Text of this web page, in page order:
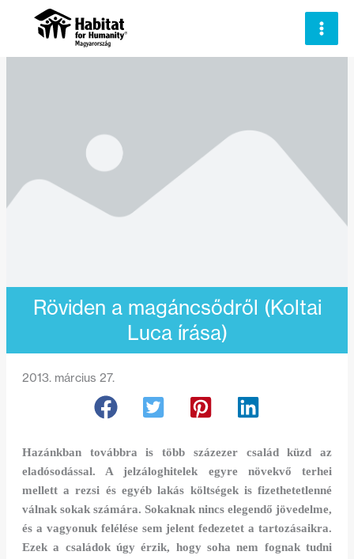
Röviden a magáncsődről (Koltai
Luca írása)
2013. március 27.
Hazánkban továbbra is több százezer család küzd az
eladósodással. A jelzáloghitelek egyre növekvő terhei
mellett a rezsi és egyéb lakás költségek is fizethetetlenné
válnak sokak számára. Sokaknak nincs elegendő jövedelme,
és a vagyonuk felélése sem jelent fedezetet a tartozásaikra.
Ezek a családok úgy érzik, hogy soha nem fognak tudni